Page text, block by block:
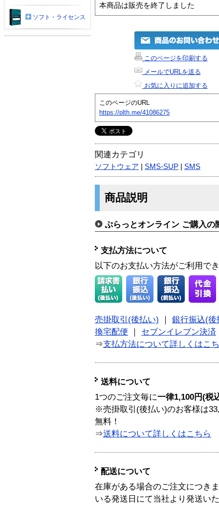
本商品は販売を終了しました
このページを印刷する
メールでURLを送る
お気に入りに追加する
このページのURL
https://plth.me/41086275
関連カテゴリ
ソフトウェア SMS-SUP SMS
商品説明
ぷらっとオンライン ご購入の
支払方法について
以下のお支払い方法がご利用で
売掛取引(後払い)
銀行振込(後
換宅配便
セブンイレブン決済
⇒支払方法について詳しくはこ
送料について
1つのご注文毎に一律1,100円(税
※売掛取引(後払い)のお客様は
無料！
⇒送料について詳しくはこちら
配送について
在庫がある場合のご注文につき
いる発送日にて当社より発送い
ソフト・ライセンス